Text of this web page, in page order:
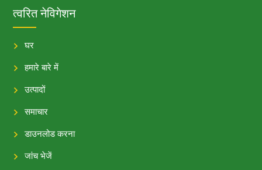
त्वरित नेविगेशन
घर
हमारे बारे में
उत्पादों
समाचार
डाउनलोड करना
जांच भेजें